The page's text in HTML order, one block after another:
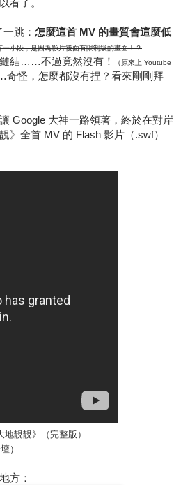
看了。
跳： 怎麼這首 MV 的畫質會這麼低
小段，是因為影片後面有限制級的畫面！？
結……不過竟然沒有！
（原來上 Youtube
怪，怎麼都沒有捏？看來剛剛拜
Google 大神一路領著，終於在對岸
》全首 MV 的 Flash 影片（.swf）
靚靚》（完整版）
）
方：